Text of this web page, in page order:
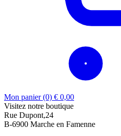
Mon panier (0) € 0,00
Visitez notre boutique
Rue Dupont,24
B-6900 Marche en Famenne